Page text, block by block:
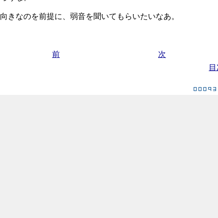
きなのを前提に、弱音を聞いてもらいたいなあ。
前
次